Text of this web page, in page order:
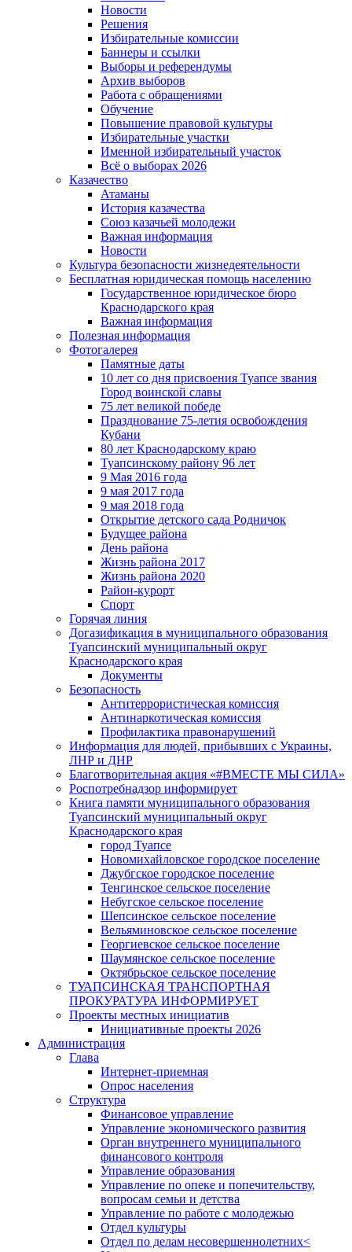
Новости
Решения
Избирательные комиссии
Баннеры и ссылки
Выборы и референдумы
Архив выборов
Работа с обращениями
Обучение
Повышение правовой культуры
Избирательные участки
Именной избирательный участок
Всё о выборах 2026
Казачество
Атаманы
История казачества
Союз казачьей молодежи
Важная информация
Новости
Культура безопасности жизнедеятельности
Бесплатная юридическая помощь населению
Государственное юридическое бюро
Краснодарского края
Важная информация
Полезная информация
Фотогалерея
Памятные даты
10 лет со дня присвоения Туапсе звания
Город воинской славы
75 лет великой победе
Празднование 75-летия освобождения
Кубани
80 лет Краснодарскому краю
Туапсинскому району 96 лет
9 Мая 2016 года
9 мая 2017 года
9 мая 2018 года
Открытие детского сада Родничок
Будущее района
День района
Жизнь района 2017
Жизнь района 2020
Район-курорт
Спорт
Горячая линия
Догазификация в муниципального образования
Туапсинский муниципальный округ
Краснодарского края
Документы
Безопасность
Антитеррористическая комиссия
Антинаркотическая комиссия
Профилактика правонарушений
Информация для людей, прибывших с Украины,
ЛНР и ДНР
Благотворительная акция «#ВМЕСТЕ МЫ СИЛА»
Роспотребнадзор информирует
Книга памяти муниципального образования
Туапсинский муниципальный округ
Краснодарского края
город Туапсе
Новомихайловское городское поселение
Джубгское городское поселение
Тенгинское сельское поселение
Небугское сельское поселение
Шепсинское сельское поселение
Вельяминовское сельское поселение
Георгиевское сельское поселение
Шаумянское сельское поселение
Октябрьское сельское поселение
ТУАПСИНСКАЯ ТРАНСПОРТНАЯ
ПРОКУРАТУРА ИНФОРМИРУЕТ
Проекты местных инициатив
Инициативные проекты 2026
Администрация
Глава
Интернет-приемная
Опрос населения
Структура
Финансовое управление
Управление экономического развития
Орган внутреннего муниципального
финансового контроля
Управление образования
Управление по опеке и попечительству,
вопросам семьи и детства
Управление по работе с молодежью
Отдел культуры
Отдел по делам несовершеннолетних<